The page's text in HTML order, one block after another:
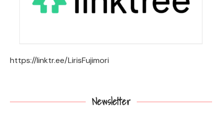
https://linktr.ee/LirisFujimori
Newsletter